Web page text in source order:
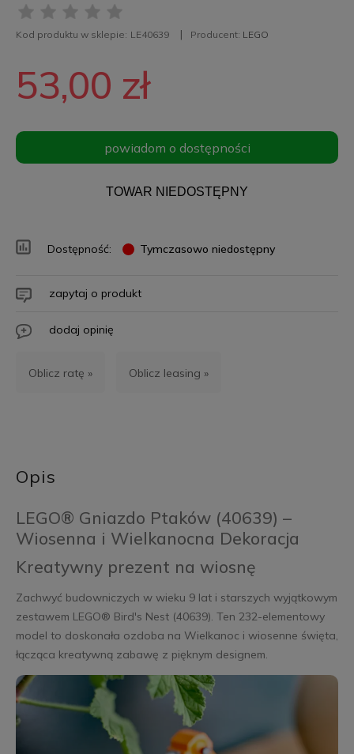
Kod produktu w sklepie: LE40639 Producent: LEGO
53,00 zł
powiadom o dostępności
TOWAR NIEDOSTĘPNY
Dostępność: Tymczasowo niedostępny
zapytaj o produkt
dodaj opinię
Oblicz ratę » Oblicz leasing »
Opis
LEGO® Gniazdo Ptaków (40639) –
Wiosenna i Wielkanocna Dekoracja
Kreatywny prezent na wiosnę
Zachwyć budowniczych w wieku 9 lat i starszych wyjątkowym
zestawem LEGO® Bird's Nest (40639). Ten 232-elementowy
model to doskonała ozdoba na Wielkanoc i wiosenne święta,
łącząca kreatywną zabawę z pięknym designem.